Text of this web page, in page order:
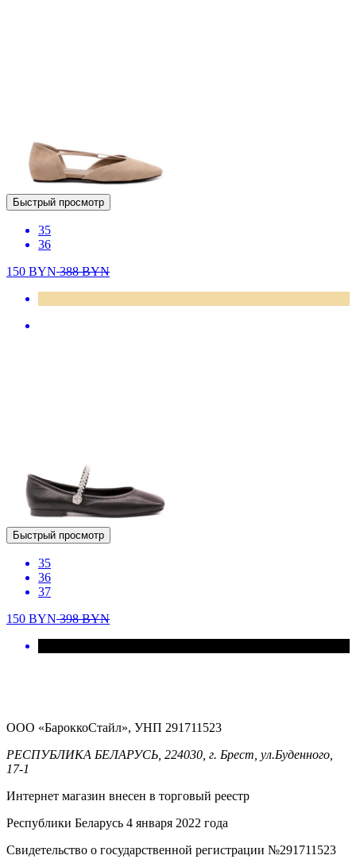
Быстрый просмотр
35
36
150 BYN388BYN
Быстрый просмотр
35
36
37
150 BYN398BYN
ООО «БароккоСтайл», УНП 291711523
РЕСПУБЛИКА БЕЛАРУСЬ, 224030, г. Брест, ул.Буденного,
17-1
Интернет магазин внесен в торговый реестр
Республики Беларусь 4 января 2022 года
Свидетельство о государственной регистрации №291711523